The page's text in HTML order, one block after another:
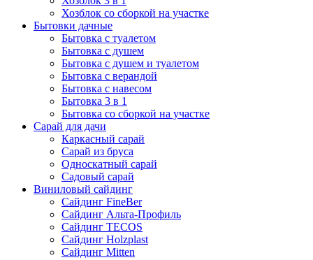
Хозблок со сборкой на участке
Бытовки дачные
Бытовка с туалетом
Бытовка с душем
Бытовка с душем и туалетом
Бытовка с верандой
Бытовка с навесом
Бытовка 3 в 1
Бытовка со сборкой на участке
Сарай для дачи
Каркасный сарай
Сарай из бруса
Односкатный сарай
Садовый сарай
Виниловый сайдинг
Сайдинг FineBer
Сайдинг Альта-Профиль
Сайдинг TECOS
Сайдинг Holzplast
Сайдинг Mitten